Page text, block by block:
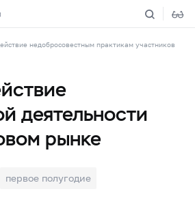
недобросовестным практикам участников
деятельности
рынке
первое полугодие